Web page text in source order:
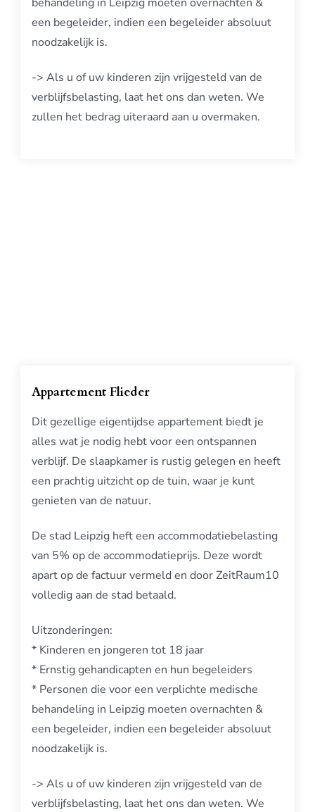
een begeleider, indien een begeleider absoluut
noodzakelijk is.
-> Als u of uw kinderen zijn vrijgesteld van de
verblijfsbelasting, laat het ons dan weten. We
zullen het bedrag uiteraard aan u overmaken.
Appartement Flieder
Dit gezellige eigentijdse appartement biedt je
alles wat je nodig hebt voor een ontspannen
verblijf. De slaapkamer is rustig gelegen en heeft
een prachtig uitzicht op de tuin, waar je kunt
genieten van de natuur.
De stad Leipzig heft een accommodatiebelasting
van 5% op de accommodatieprijs. Deze wordt
apart op de factuur vermeld en door ZeitRaum10
volledig aan de stad betaald.
Uitzonderingen:
* Kinderen en jongeren tot 18 jaar
* Ernstig gehandicapten en hun begeleiders
* Personen die voor een verplichte medische
behandeling in Leipzig moeten overnachten &
een begeleider, indien een begeleider absoluut
noodzakelijk is.
-> Als u of uw kinderen zijn vrijgesteld van de
verblijfsbelasting, laat het ons dan weten. We